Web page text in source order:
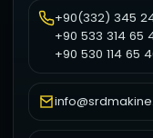
+90(332) 345
+90 533 314 65
+90 530 114 65